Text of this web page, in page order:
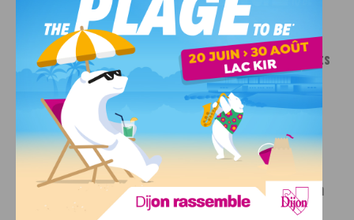
INFOS ,SPORT
Le DFCO dévoile ses nouveaux maillots
pour la saison 2026-2027
6 AOÛT, 2026
Le club dijonnais a présenté ses nouveaux maillots
pour son retour en Ligue 2....
INFOS,
Faire le tour de la Côte-d’Or à vélo en
trois jours : le défi de Victor Bosoni